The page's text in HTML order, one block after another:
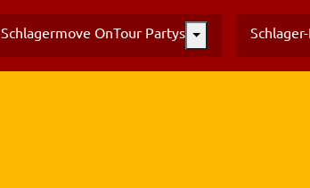
Schlagermove OnTour Partys